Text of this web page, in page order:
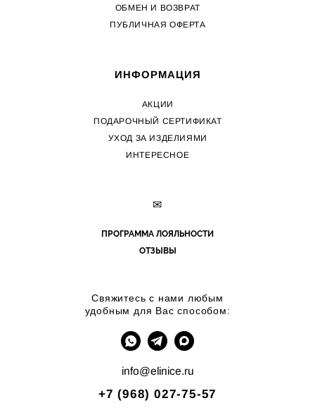
ОБМЕН И ВОЗВРАТ
ПУБЛИЧНАЯ ОФЕРТА
ИНФОРМАЦИЯ
АКЦИИ
ПОДАРОЧНЫЙ СЕРТИФИКАТ
УХОД ЗА ИЗДЕЛИЯМИ
ИНТЕРЕСНОЕ
✉
ПРОГРАММА ЛОЯЛЬНОСТИ
ОТЗЫВЫ
Свяжитесь с нами любым
удобным для Вас способом:
info@elinice.ru
+7 (968) 027-75-57